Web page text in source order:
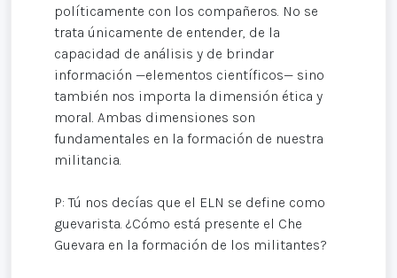
políticamente con los compañeros. No se
trata únicamente de entender, de la
capacidad de análisis y de brindar
información —elementos científicos— sino
también nos importa la dimensión ética y
moral. Ambas dimensiones son
fundamentales en la formación de nuestra
militancia.
P: Tú nos decías que el ELN se define como
guevarista. ¿Cómo está presente el Che
Guevara en la formación de los militantes?